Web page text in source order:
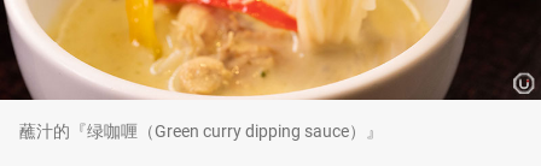
蘸汁的『绿咖喱（Green curry dipping sauce）』